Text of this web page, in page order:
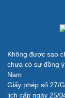
Không được sao
chưa có sự đồng
Nam
Giấy phép số 27/
lịch cấp ngày 25/